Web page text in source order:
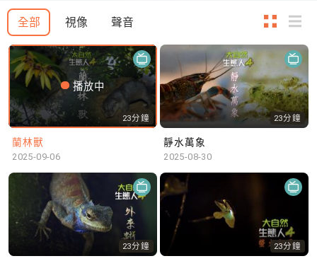
全部 視像 聲音
播放中
23分鐘
蘭林獸
2025-09-06
23分鐘
靜水萬象
2025-08-30
23分鐘 23分鐘